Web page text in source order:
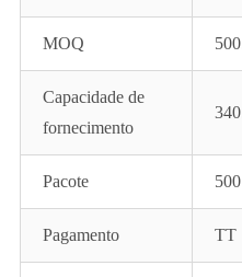
MOQ
Capacidade de
fornecimento
Pacote
Pagamento TT